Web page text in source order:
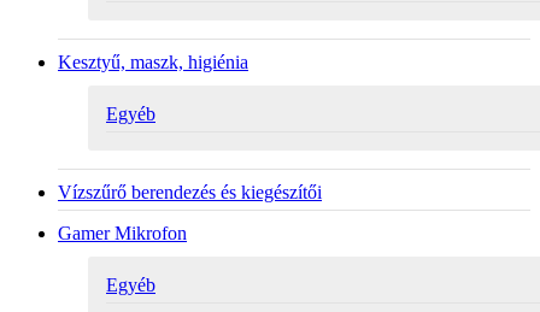
Kesztyű, maszk, higiénia
Egyéb
Vízszűrő berendezés és kiegészítői
Gamer Mikrofon
Egyéb